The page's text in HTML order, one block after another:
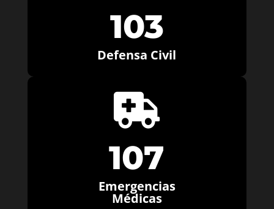
103
Defensa Civil

107
Emergencias
Médicas